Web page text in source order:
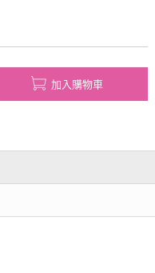
加入購物車